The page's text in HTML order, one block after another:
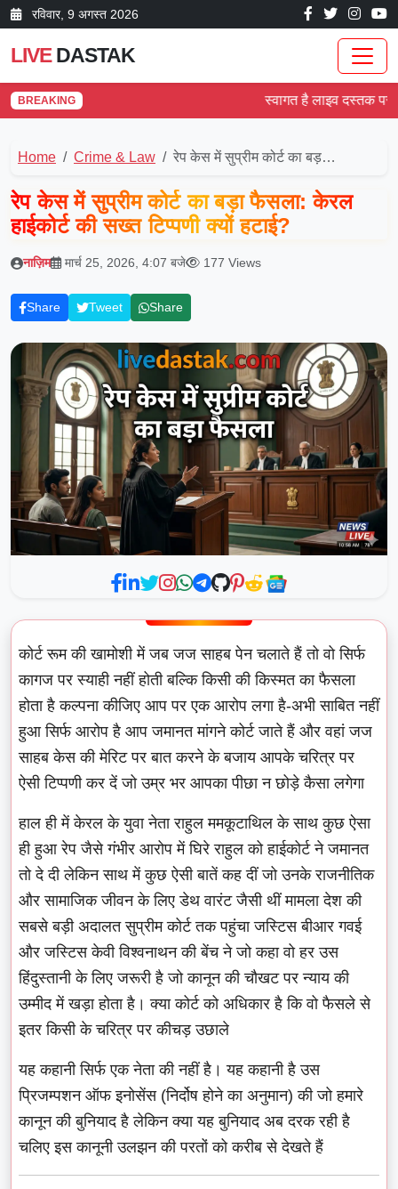
रविवार, 9 अगस्त 2026
LIVEDASTAK
BREAKING स्वागत है लाइव दस्तक पर!
Home Crime & Law रेप केस में सुप्रीम कोर्ट का बड़…
रेप केस में सुप्रीम कोर्ट का बड़ा फैसला: केरल
हाईकोर्ट की सख्त टिप्पणी क्यों हटाई?
नाज़िम मार्च 25, 2026, 4:07 बजे 177 Views
Share Tweet Share
कोर्ट रूम की खामोशी में जब जज साहब पेन चलाते हैं तो वो सिर्फ
कागज पर स्याही नहीं होती बल्कि किसी की किस्मत का फैसला
होता है कल्पना कीजिए आप पर एक आरोप लगा है-अभी साबित नहीं
हुआ सिर्फ आरोप है आप जमानत मांगने कोर्ट जाते हैं और वहां जज
साहब केस की मेरिट पर बात करने के बजाय आपके चरित्र पर
ऐसी टिप्पणी कर दें जो उम्र भर आपका पीछा न छोड़े कैसा लगेगा
हाल ही में केरल के युवा नेता राहुल ममकूटाथिल के साथ कुछ ऐसा
ही हुआ रेप जैसे गंभीर आरोप में घिरे राहुल को हाईकोर्ट ने जमानत
तो दे दी लेकिन साथ में कुछ ऐसी बातें कह दीं जो उनके राजनीतिक
और सामाजिक जीवन के लिए डेथ वारंट जैसी थीं मामला देश की
सबसे बड़ी अदालत सुप्रीम कोर्ट तक पहुंचा जस्टिस बीआर गवई
और जस्टिस केवी विश्वनाथन की बेंच ने जो कहा वो हर उस
हिंदुस्तानी के लिए जरूरी है जो कानून की चौखट पर न्याय की
उम्मीद में खड़ा होता है। क्या कोर्ट को अधिकार है कि वो फैसले से
इतर किसी के चरित्र पर कीचड़ उछाले
यह कहानी सिर्फ एक नेता की नहीं है। यह कहानी है उस
प्रिजम्पशन ऑफ इनोसेंस (निर्दोष होने का अनुमान) की जो हमारे
कानून की बुनियाद है लेकिन क्या यह बुनियाद अब दरक रही है
चलिए इस कानूनी उलझन की परतों को करीब से देखते हैं